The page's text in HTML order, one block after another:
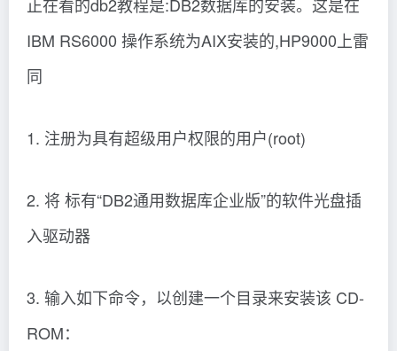
IBM RS6000 操作系统为AIX安装的,HP9000上雷
同
1. 注册为具有超级用户权限的用户(root)
2. 将 标有“DB2通用数据库企业版”的软件光盘插
入驱动器
3. 输入如下命令，以创建一个目录来安装该 CD-
ROM：